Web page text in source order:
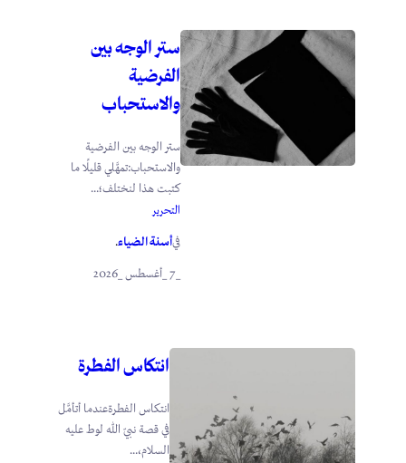
ستر الوجه بين
الفرضية
والاستحباب
ستر الوجه بين الفرضية
والاستحباب:تمهَّلي قليلًا ما
كتبت هذا لنختلف؛...
التحرير
فيأسنة الضياء.
انتكاس الفطرة
انتكاس الفطرةعندما أتأمَّل
في قصة نبيّ الله لوط عليه
السلام،...